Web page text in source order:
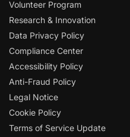
Volunteer Program
Research & Innovation
Data Privacy Policy
Compliance Center
Accessibility Policy
Anti-Fraud Policy
Legal Notice
Cookie Policy
Terms of Service Update